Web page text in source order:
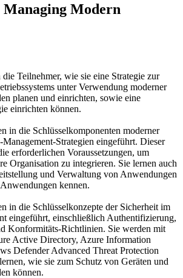
Modern
Teilnehmer, wie sie eine Strategie zur
unter Verwendung moderner
planen und einrichten, sowie eine
einrichten können.
in die Schlüsselkomponenten moderner
Strategien eingeführt. Dieser
erforderlichen Voraussetzungen, um
Organisation zu integrieren. Sie lernen auch
und Verwaltung von Anwendungen
kennen.
in die Schlüsselkonzepte der Sicherheit im
eingeführt, einschließlich Authentifizierung,
Konformitäts-Richtlinien. Sie werden mit
Active Directory, Azure Information
Defender Advanced Threat Protection
wie sie zum Schutz von Geräten und
können.